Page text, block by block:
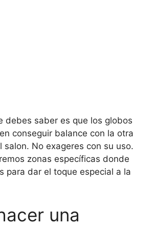
debes saber es que los globos
conseguir balance con la otra
salon. No exageres con su uso.
zonas específicas donde
para dar el toque especial a la
una